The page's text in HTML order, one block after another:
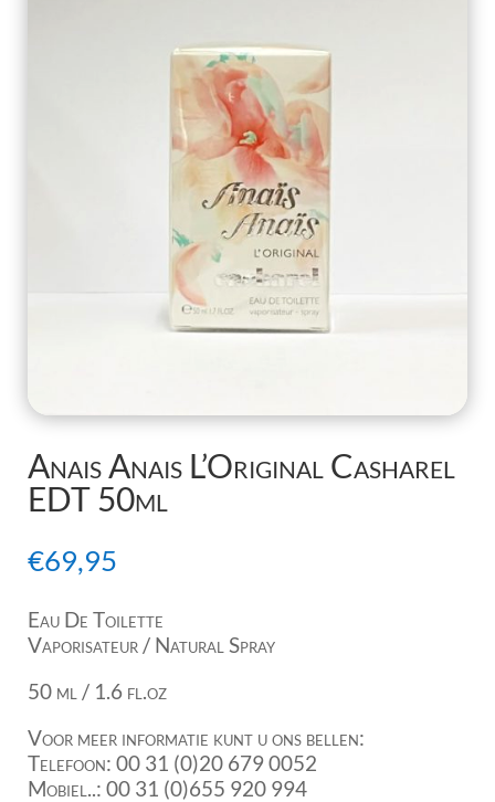
Anais Anais L’Original Casharel
EDT 50ml
€69,95
Eau De Toilette
Vaporisateur / Natural Spray
50 ml / 1.6 fl.oz
Voor meer informatie kunt u ons bellen:
Telefoon: 00 31 (0)20 679 0052
Mobiel..: 00 31 (0)655 920 994